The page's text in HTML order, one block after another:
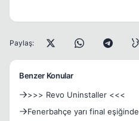
Paylaş:
Benzer Konular
>>> Revo Uninstaller <<<
Fenerbahçe yarı final eşiğinde